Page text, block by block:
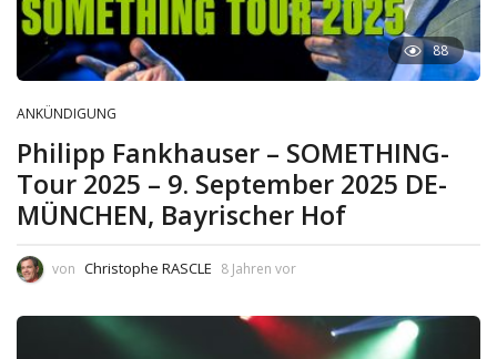
88
ANKÜNDIGUNG
Philipp Fankhauser – SOMETHING-
Tour 2025 – 9. September 2025 DE-
MÜNCHEN, Bayrischer Hof
von Christophe RASCLE 8 Jahren vor